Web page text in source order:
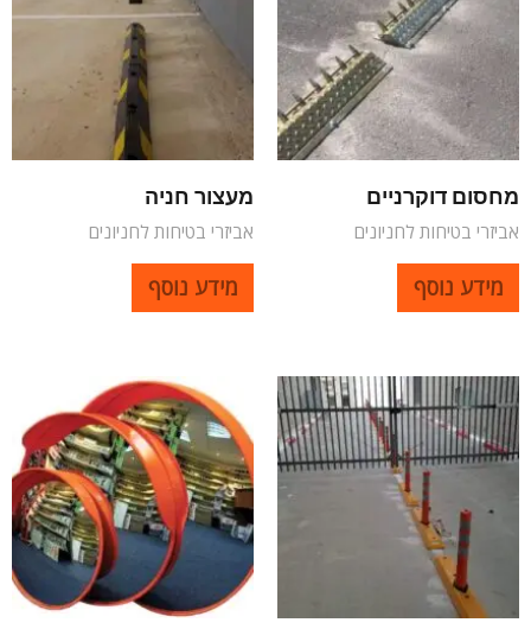
מחסום דוקרניים
אביזרי בטיחות לחניונים
מידע נוסף
מעצור חניה
אביזרי בטיחות לחניונים
מידע נוסף